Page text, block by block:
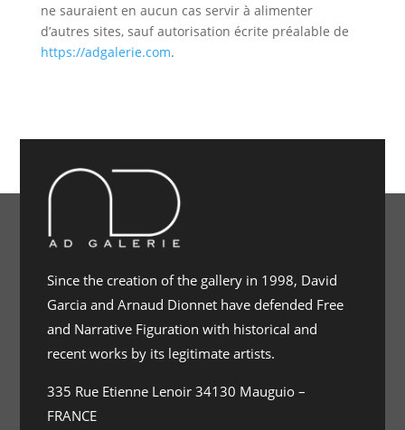
ne sauraient en aucun cas servir à alimenter
d’autres sites, sauf autorisation écrite préalable de
https://adgalerie.com.
Since the creation of the gallery in 1998, David
Garcia and Arnaud Dionnet have defended Free
and Narrative Figuration with historical and
recent works by its legitimate artists.
335 Rue Etienne Lenoir 34130 Mauguio –
FRANCE